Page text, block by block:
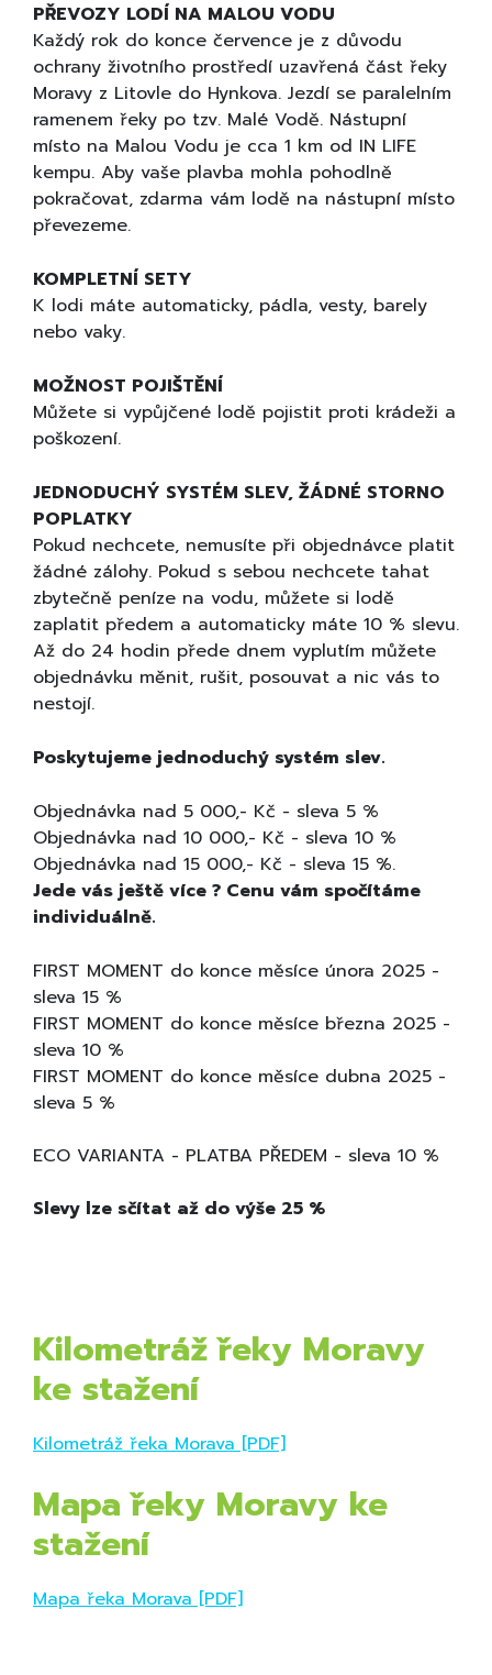
PŘEVOZY LODÍ NA MALOU VODU
Každý rok do konce července je z důvodu
ochrany životního prostředí uzavřená část řeky
Moravy z Litovle do Hynkova. Jezdí se paralelním
ramenem řeky po tzv. Malé Vodě. Nástupní
místo na Malou Vodu je cca 1 km od IN LIFE
kempu. Aby vaše plavba mohla pohodlně
pokračovat, zdarma vám lodě na nástupní místo
převezeme.
KOMPLETNÍ SETY
K lodi máte automaticky, pádla, vesty, barely
nebo vaky.
MOŽNOST POJIŠTĚNÍ
Můžete si vypůjčené lodě pojistit proti krádeži a
poškození.
JEDNODUCHÝ SYSTÉM SLEV, ŽÁDNÉ STORNO
POPLATKY
Pokud nechcete, nemusíte při objednávce platit
žádné zálohy. Pokud s sebou nechcete tahat
zbytečně peníze na vodu, můžete si lodě
zaplatit předem a automaticky máte 10 % slevu.
Až do 24 hodin přede dnem vyplutím můžete
objednávku měnit, rušit, posouvat a nic vás to
nestojí.
Poskytujeme jednoduchý systém slev.
Objednávka nad 5 000,- Kč - sleva 5 %
Objednávka nad 10 000,- Kč - sleva 10 %
Objednávka nad 15 000,- Kč - sleva 15 %.
Jede vás ještě více ? Cenu vám spočítáme
individuálně.
FIRST MOMENT do konce měsíce února 2025 -
sleva 15 %
FIRST MOMENT do konce měsíce března 2025 -
sleva 10 %
FIRST MOMENT do konce měsíce dubna 2025 -
sleva 5 %
ECO VARIANTA - PLATBA PŘEDEM - sleva 10 %
Slevy lze sčítat až do výše 25 %
Kilometráž řeky Moravy
ke stažení
Kilometráž řeka Morava [PDF]
Mapa řeky Moravy ke
stažení
Mapa řeka Morava [PDF]